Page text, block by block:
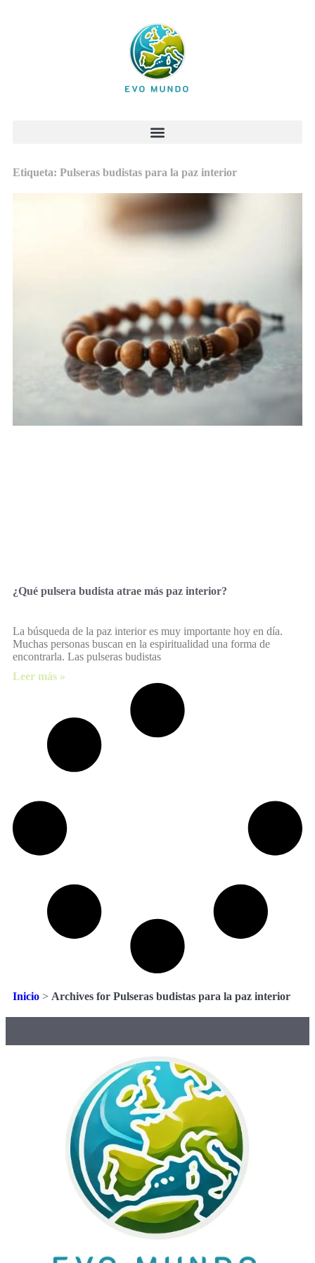
Etiqueta: Pulseras budistas para la paz interior
¿Qué pulsera budista atrae más paz interior?
La búsqueda de la paz interior es muy importante hoy en día.
Muchas personas buscan en la espiritualidad una forma de
encontrarla. Las pulseras budistas
Leer más »
Inicio > Archives for Pulseras budistas para la paz interior